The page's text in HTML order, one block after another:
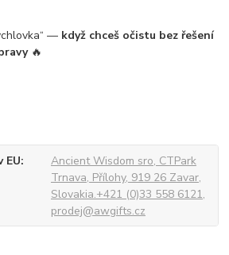
— když chceš očistu bez řešení
🔥
EU
Ancient Wisdom sro, CTPark
Trnava, Přílohy, 919 26 Zavar,
Slovakia.+421 (0)33 558 6121,
prodej@awgifts.cz